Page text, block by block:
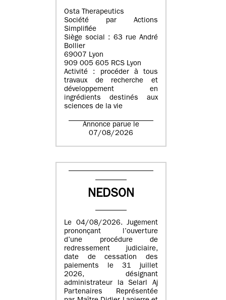
Osta Therapeutics
Société par Actions
Simplifiée
Siège social : 63 rue André
Bollier
69007 Lyon
909 005 605 RCS Lyon
Activité : procéder à tous
travaux de recherche et
développement en
ingrédients destinés aux
sciences de la vie
Annonce parue le
07/08/2026
NEDSON
Le 04/08/2026. Jugement
prononçant l’ouverture
d’une procédure de
redressement judiciaire,
date de cessation des
paiements le 31 juillet
2026, désignant
administrateur la Selarl Aj
Partenaires Représentée